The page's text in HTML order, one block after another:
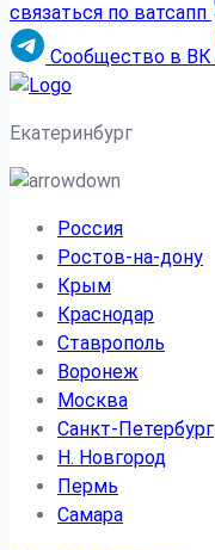
связаться по ватсапп
Сообщество в ВК
Екатеринбург
Россия
Ростов-на-дону
Крым
Краснодар
Ставрополь
Воронеж
Москва
Санкт-Петербург
Н. Новгород
Пермь
Самара